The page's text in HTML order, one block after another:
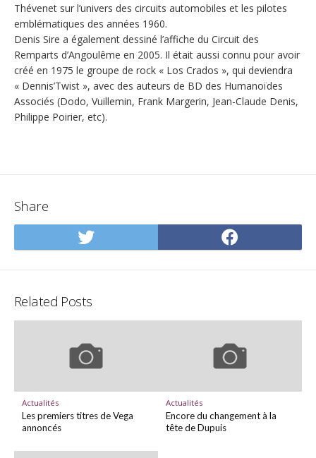
Thévenet sur l’univers des circuits automobiles et les pilotes
emblématiques des années 1960.
Denis Sire a également dessiné l’affiche du Circuit des
Remparts d’Angoulême en 2005. Il était aussi connu pour avoir
créé en 1975 le groupe de rock « Los Crados », qui deviendra
« Dennis’Twist », avec des auteurs de BD des Humanoïdes
Associés (Dodo, Vuillemin, Frank Margerin, Jean-Claude Denis,
Philippe Poirier, etc).
Share
Share
on
on
Related Posts
Actualités
Les premiers titres de Vega
annoncés
Actualités
Encore du changement à la
tête de Dupuis